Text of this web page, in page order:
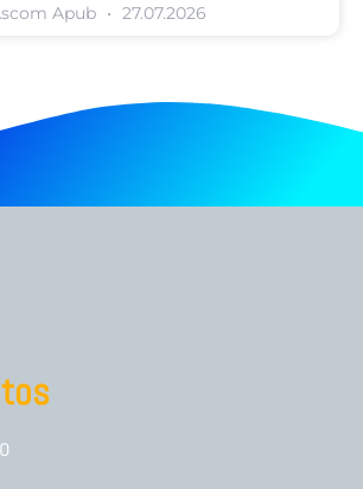
Apub 27.07.2026